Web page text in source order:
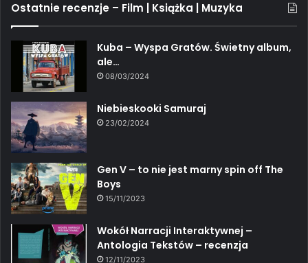
Ostatnie recenzje – Film | Książka | Muzyka
Kuba – Wyspa Gratów. Świetny album,
ale…
08/03/2024
Niebieskooki Samuraj
23/02/2024
Gen V – to nie jest marny spin off The
Boys
15/11/2023
Wokół Narracji Interaktywnej –
Antologia Tekstów – recenzja
12/11/2023